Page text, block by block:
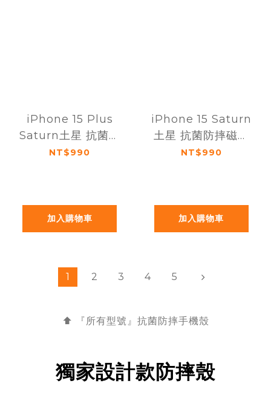
iPhone 15 Plus
Saturn土星 抗菌防
摔磁吸手機殼
NT$990
加入購物車
iPhone 15 Saturn
土星 抗菌防摔磁吸
手機殼
NT$990
加入購物車
1 2 3 4 5
⬆️ 『所有型號』抗菌防摔手機殼
獨家設計款防摔殼